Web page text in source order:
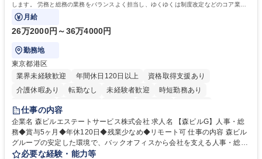
します。 労務と総務の業務をバランスよく担当し、ゆくゆくは制度改定などのコア業務
にも挑戦できる、やりがいある環境です。
月給
26万2000円～36万4000円
勤務地
東京都港区
業界未経験歓迎
年間休日120日以上
資格取得支援あり
介護休暇あり
転勤なし 未経験者歓迎
時短勤務あり
経験者歓迎
完全週休2日制
交通費支給 長期歓迎 駅近5分以内 土日祝休み
仕事の内容
企業名 森ビルエステートサービス株式会社 求人名 【森ビルG】人事・総
務◆賞与5ヶ月◆年休120日◆残業少なめ◆リモート可 仕事の内容 森ビル
グループの安定した環境で、バックオフィスから会社を支える人事・総務
をお任せします。 労務と総務の業務をバランスよく担当し、ゆくゆくは制
必要な経験・能力等